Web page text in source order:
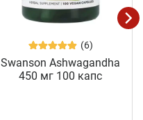
(6)
Swanson Ashwagandha
450 мг 100 капс